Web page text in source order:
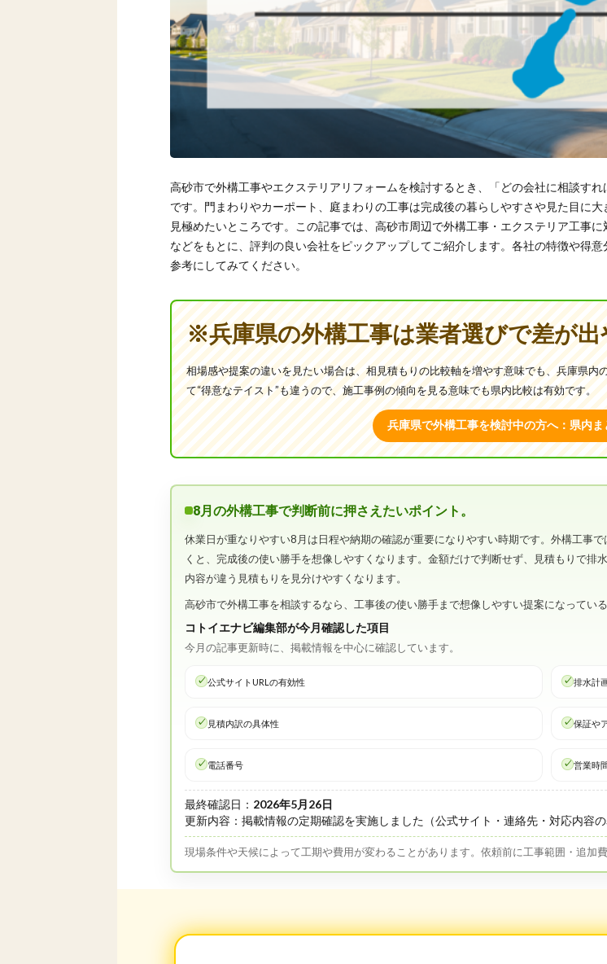
高砂市で外構工事やエクステリアリフォームを検討するとき、「どの会社に相談す
です。門まわりやカーポート、庭まわりの工事は完成後の暮らしやすさや見た目に
見極めたいところです。この記事では、高砂市周辺で外構工事・エクステリア工事
などをもとに、評判の良い会社をピックアップしてご紹介します。各社の特徴や得
参考にしてみてください。
※兵庫県の外構工事は業者選びで差が
相場感や提案の違いを見たい場合は、相見積もりの比較軸を増やす意味でも、兵庫県
て“得意なテイスト”も違うので、施工事例の傾向を見る意味でも県内比較は有効です。
兵庫県で外構工事を検討中の方へ：県内
8月の外構工事で判断前に押さえたいポイント。
休業日が重なりやすい8月は日程や納期の確認が重要になりやすい時期です。外構工事
くと、完成後の使い勝手を想像しやすくなります。金額だけで判断せず、見積もりで排
内容が違う見積もりを見分けやすくなります。
高砂市で外構工事を相談するなら、工事後の使い勝手まで想像しやすい提案になってい
コトイエナビ編集部が今月確認した項目
今月の記事更新時に、掲載情報を中心に確認しています。
公式サイトURLの有効性 排水計
見積内訳の具体性 保証や
電話番号 営業時
最終確認日： 2026年5月26日
更新内容：掲載情報の定期確認を実施しました（公式サイト・連絡先・対応内容の
現場条件や天候によって工期や費用が変わることがあります。依頼前に工事範囲・追加